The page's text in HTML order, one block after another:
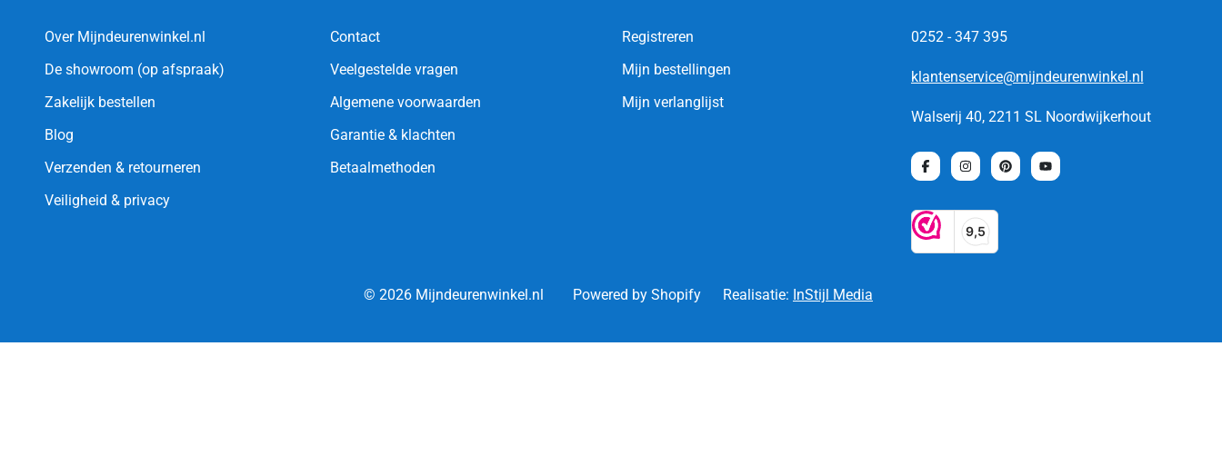
Over Mijndeurenwinkel.nl
De showroom (op afspraak)
Zakelijk bestellen
Blog
Verzenden & retourneren
Veiligheid & privacy
Contact
Veelgestelde vragen
Algemene voorwaarden
Garantie & klachten
Betaalmethoden
Registreren
Mijn bestellingen
Mijn verlanglijst
0252 - 347 395
klantenservice@mijndeurenwinkel.nl
Walserij 40, 2211 SL Noordwijkerhout
© 2026 Mijndeurenwinkel.nl Powered by Shopify Realisatie: InStijl Media